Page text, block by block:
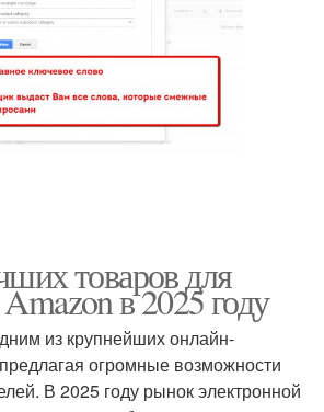
товаров для
в 2025 году
из крупнейших онлайн-
огромные возможности
В 2025 году рынок электронной